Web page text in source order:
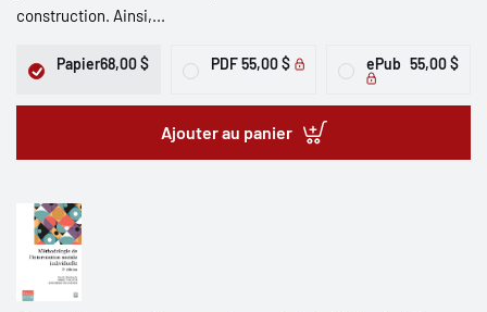
construction. Ainsi,...
Papier68,00 $ PDF 55,00 $ ePub 55,00 $
Ajouter au panier